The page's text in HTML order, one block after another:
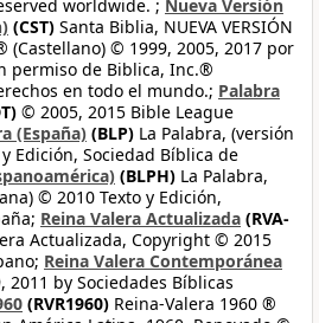
worldwide. ; Nueva Versión
(CST) Santa Biblia, NUEVA VERSIÓN
(Castellano) © 1999, 2005, 2017 por
permiso de Biblica, Inc.®
en todo el mundo.; Palabra
© 2005, 2015 Bible League
(España) (BLP) La Palabra, (versión
Edición, Sociedad Bíblica de
(BLPH) La Palabra,
© 2010 Texto y Edición,
Reina Valera Actualizada (RVA-
Actualizada, Copyright © 2015
Reina Valera Contemporánea
by Sociedades Bíblicas
(RVR1960) Reina-Valera 1960 ®